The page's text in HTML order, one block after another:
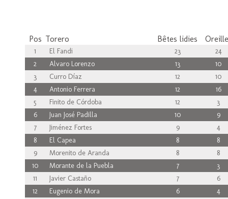
Pos Torero Bêtes lidies
1 El Fandi 23
24
2
Alvaro Lorenzo 13
10
3
Curro Díaz 12
10
4
Antonio Ferrera 12
16
5
Finito de Córdoba 12
3
6
Juan José Padilla 10
9
7
Jiménez Fortes 9
4
8
El Capea 8
8
9
Morenito de Aranda 8
8
10
Morante de la Puebla 7
3
11
Javier Castaño 7
6
12
Eugenio de Mora 6
4